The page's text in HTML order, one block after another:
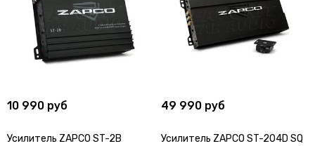
10 990 руб
Усилитель ZAPCO ST-2B
49 990 руб
Усилитель ZAPCO ST-204D SQ